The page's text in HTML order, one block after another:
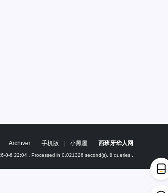
Archiver 手机版 小黑屋 西班牙华人网
8-6 22:04 , Processed in 0.021326 second(s), 8 queries .